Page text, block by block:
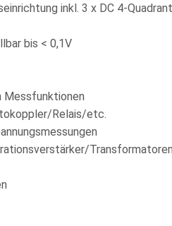
inkl. 3 x DC 4-
bis < 0,1V
Messfunktionen
Relais/etc.
Transformatoren